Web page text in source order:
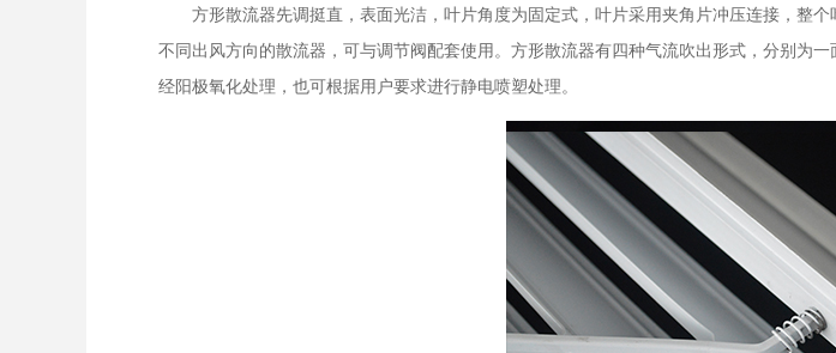
方形散流器先调挺直，表面光洁，叶片角度为固定式，叶片采用夹角片冲压连接，整个
不同出风方向的散流器，可与调节阀配套使用。方形散流器有四种气流吹出形式，分别为一
经阳极氧化处理，也可根据用户要求进行静电喷塑处理。